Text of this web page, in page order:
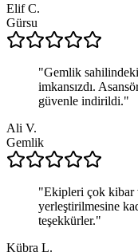
Elif C.
Gürsu
"Gemlik
imkansızdı.
güvenle indirildi."
Ali V.
Gemlik
"Ekipleri çok kibar
yerleştirilmesine
teşekkürler."
Kübra L.